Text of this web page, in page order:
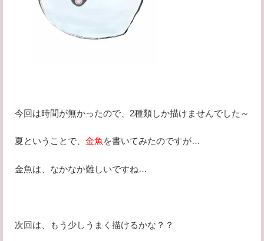
今回は時間が無かったので、2種類しか描けませんでした～
夏ということで、 金魚 を書いてみたのですが…
金魚は、なかなか難しいですね…
次回は、もう少しうまく描けるかな？？